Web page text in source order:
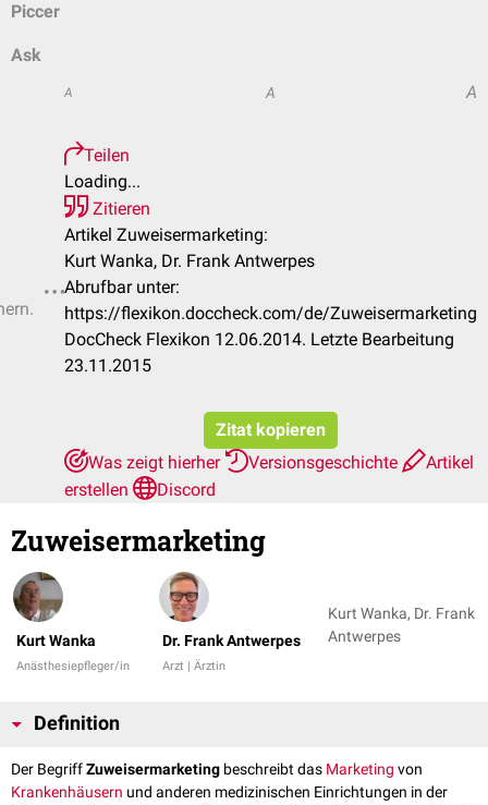
Piccer
Ask
A A A
Teilen
Loading...
Zitieren
Artikel Zuweisermarketing:
Kurt Wanka, Dr. Frank Antwerpes
Abrufbar unter:
https://flexikon.doccheck.com/de/Zuweisermarketing
DocCheck Flexikon 12.06.2014. Letzte Bearbeitung
23.11.2015
Zitat kopieren
Was zeigt hierher
Versionsgeschichte
Artikel
erstellen
Discord
Zuweisermarketing
Kurt Wanka
Anästhesiepfleger/in
Dr. Frank Antwerpes
Arzt | Ärztin
Kurt Wanka, Dr. Frank
Antwerpes
Definition
Der BegriffZuweisermarketing beschreibt das Marketing von
Krankenhäusern und anderen medizinischen Einrichtungen in der